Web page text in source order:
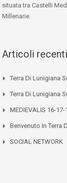
situata tra Castelli
Millenarie.
Articoli recenti
Terra Di Lunigiana
Terra Di Lunigiana
MEDIEVALIS 16-
Benvenuto In Terra
SOCIAL NETWORK